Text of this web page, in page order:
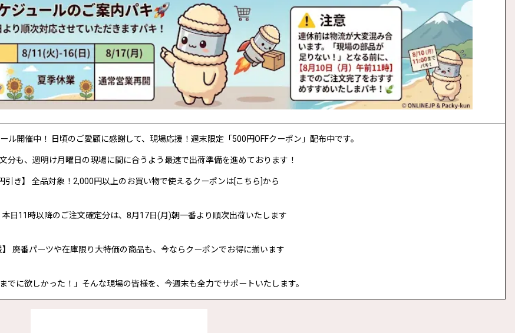
ル開催中！ 日頃のご愛顧に感謝して、現場応援！週末限定「500円OFFクーポン」配布中です。
分も、週明け月曜日の現場に間に合うよう最速で出荷準備を進めております！
引き】 全品対象！2,000円以上のお買い物で使えるクーポンは[こちら]から
本日11時以降のご注文確定分は、8月17日(月)朝一番より順次出荷いたします
】 廃番パーツや在庫限り大特価の商品も、今ならクーポンでお得に揃います
でに欲しかった！」そんな現場の皆様を、今週末も全力でサポートいたします。